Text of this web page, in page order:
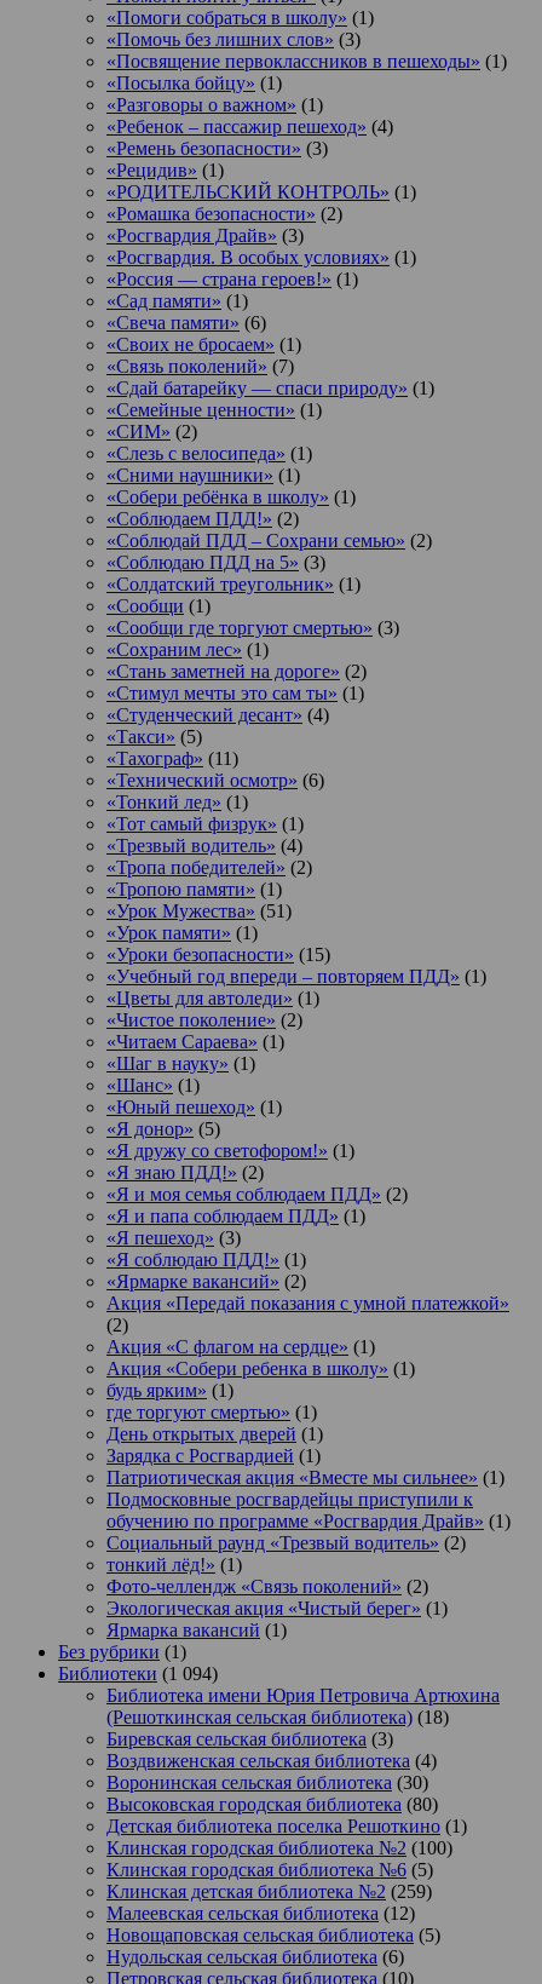
«Помоги собраться в школу» (1)
«Помочь без лишних слов» (3)
«Посвящение первоклассников в пешеходы» (1)
«Посылка бойцу» (1)
«Разговоры о важном» (1)
«Ребенок – пассажир пешеход» (4)
«Ремень безопасности» (3)
«Рецидив» (1)
«РОДИТЕЛЬСКИЙ КОНТРОЛЬ» (1)
«Ромашка безопасности» (2)
«Росгвардия Драйв» (3)
«Росгвардия. В особых условиях» (1)
«Россия — страна героев!» (1)
«Сад памяти» (1)
«Свеча памяти» (6)
«Своих не бросаем» (1)
«Связь поколений» (7)
«Сдай батарейку — спаси природу» (1)
«Семейные ценности» (1)
«СИМ» (2)
«Слезь с велосипеда» (1)
«Сними наушники» (1)
«Собери ребёнка в школу» (1)
«Соблюдаем ПДД!» (2)
«Соблюдай ПДД – Сохрани семью» (2)
«Соблюдаю ПДД на 5» (3)
«Солдатский треугольник» (1)
«Сообщи (1)
«Сообщи где торгуют смертью» (3)
«Сохраним лес» (1)
«Стань заметней на дороге» (2)
«Стимул мечты это сам ты» (1)
«Студенческий десант» (4)
«Такси» (5)
«Тахограф» (11)
«Технический осмотр» (6)
«Тонкий лед» (1)
«Тот самый физрук» (1)
«Трезвый водитель» (4)
«Тропа победителей» (2)
«Тропою памяти» (1)
«Урок Мужества» (51)
«Урок памяти» (1)
«Уроки безопасности» (15)
«Учебный год впереди – повторяем ПДД» (1)
«Цветы для автоледи» (1)
«Чистое поколение» (2)
«Читаем Сараева» (1)
«Шаг в науку» (1)
«Шанс» (1)
«Юный пешеход» (1)
«Я донор» (5)
«Я дружу со светофором!» (1)
«Я знаю ПДД!» (2)
«Я и моя семья соблюдаем ПДД» (2)
«Я и папа соблюдаем ПДД» (1)
«Я пешеход» (3)
«Я соблюдаю ПДД!» (1)
«Ярмарке вакансий» (2)
Акция «Передай показания с умной платежкой»
(2)
Акция «С флагом на сердце» (1)
Акция «Собери ребенка в школу» (1)
будь ярким» (1)
где торгуют смертью» (1)
День открытых дверей (1)
Зарядка с Росгвардией (1)
Патриотическая акция «Вместе мы сильнее» (1)
Подмосковные росгвардейцы приступили к
обучению по программе «Росгвардия Драйв» (1)
Социальный раунд «Трезвый водитель» (2)
тонкий лёд!» (1)
Фото-челлендж «Связь поколений» (2)
Экологическая акция «Чистый берег» (1)
Ярмарка вакансий (1)
Без рубрики (1)
Библиотеки (1 094)
Библиотека имени Юрия Петровича Артюхина
(Решоткинская сельская библиотека) (18)
Биревская сельская библиотека (3)
Воздвиженская сельская библиотека (4)
Воронинская сельская библиотека (30)
Высоковская городская библиотека (80)
Детская библиотека поселка Решоткино (1)
Клинская городская библиотека №2 (100)
Клинская городская библиотека №6 (5)
Клинская детская библиотека №2 (259)
Малеевская сельская библиотека (12)
Новощаповская сельская библиотека (5)
Нудольская сельская библиотека (6)
Петровская сельская библиотека (10)